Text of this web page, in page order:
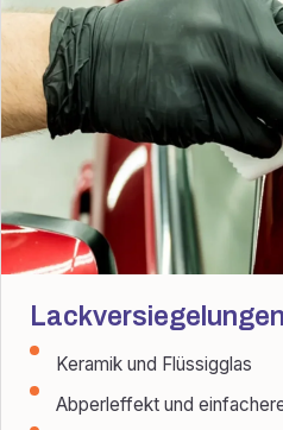
Lackversiegelungen
Keramik und Flüssigglas
Abperleffekt und